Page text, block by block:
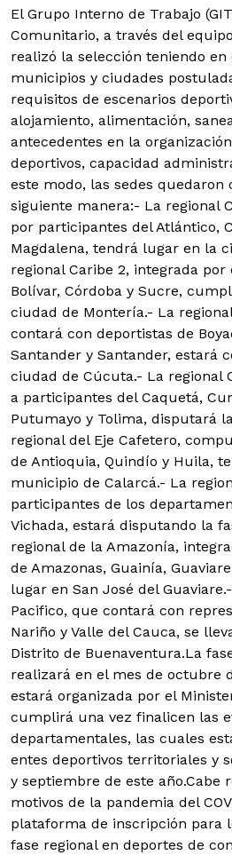
El Grupo Interno de Trabajo
Comunitario, a través del
realizó la selección teniendo
municipios y ciudades
requisitos de escenarios
alojamiento, alimentación,
antecedentes en la
deportivos, capacidad
este modo, las sedes
siguiente manera:- La regional
por participantes del Atlántico,
Magdalena, tendrá lugar en la
regional Caribe 2, integrada
Bolívar, Córdoba y Sucre,
ciudad de Montería.- La
contará con deportistas de
Santander y Santander, estará
ciudad de Cúcuta.- La regional
a participantes del Caquetá,
Putumayo y Tolima, disputará
regional del Eje Cafetero,
de Antioquia, Quindío y Huila,
municipio de Calarcá.- La
participantes de los
Vichada, estará disputando la
regional de la Amazonía,
de Amazonas, Guainía,
lugar en San José del
Pacifico, que contará con
Nariño y Valle del Cauca, se
Distrito de Buenaventura.La
realizará en el mes de octubre
estará organizada por el
cumplirá una vez finalicen las
departamentales, las cuales
entes deportivos territoriales y
y septiembre de este año.Cabe
motivos de la pandemia del
plataforma de inscripción para
fase regional en deportes de